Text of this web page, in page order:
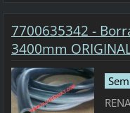
7700635342 -
3400mm